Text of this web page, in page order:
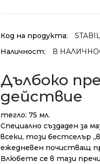
Код на продукта:
Наличност:
В
Дълбоко
действие
тегло: 75 мл.
Специално създаден за
всеки, този бестселър
ежедневен почистващ
Влюбете се в тази